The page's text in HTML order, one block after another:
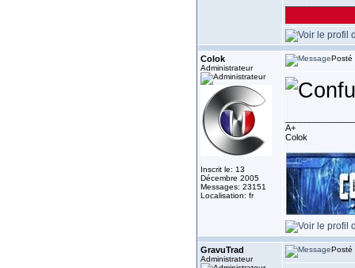
Colok
Administrateur
Inscrit le: 13
Décembre 2005
Messages: 23151
Localisation: fr
Posté
A+
Colok
GravuTrad
Administrateur
Posté